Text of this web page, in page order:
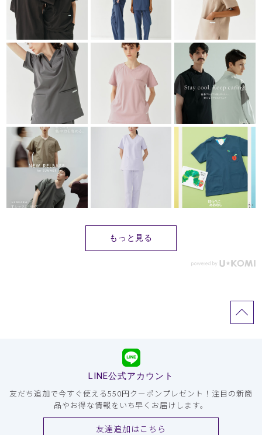
もっと見る
LINE公式アカウント
友だち追加で今すぐ使える550円クーポンプレゼント！注目の新商
品やお得な情報をいち早くお届けします。
友達追加はこちら